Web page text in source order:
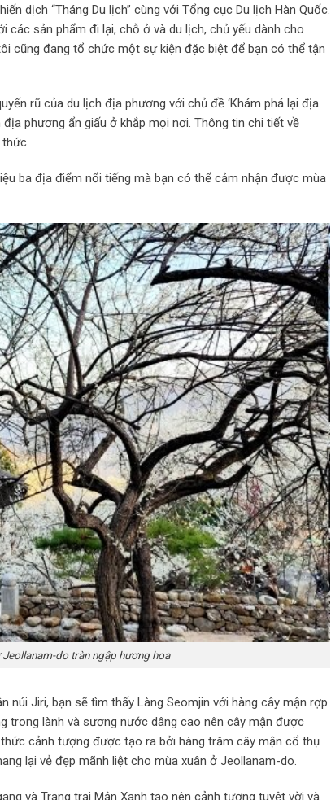
dịch “Tháng Du lịch” cùng với Tổng cục Du lịch Hàn Quốc.
sản phẩm đi lại, chỗ ở và du lịch, chủ yếu dành cho
cũng đang tổ chức một sự kiện đặc biệt để bạn có thể tận
rũ của du lịch địa phương với chủ đề ‘Khám phá lại địa
phương ẩn giấu ở khắp mọi nơi. Thông tin chi tiết về
thức.
ba địa điểm nổi tiếng mà bạn có thể cảm nhận được mùa
do tràn ngập hương hoa
Jiri, bạn sẽ tìm thấy Làng Seomjin với hàng cây mận rợp
trong lành và sương nước dâng cao nên cây mận được
cảnh tượng được tạo ra bởi hàng trăm cây mận cổ thụ
lại vẻ đẹp mãnh liệt cho mùa xuân ở Jeollanam-do.
và Trang trại Mận Xanh tạo nên cảnh tượng tuyệt vời và